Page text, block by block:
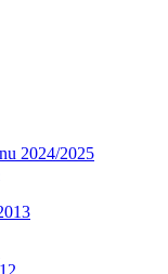
2024/2025